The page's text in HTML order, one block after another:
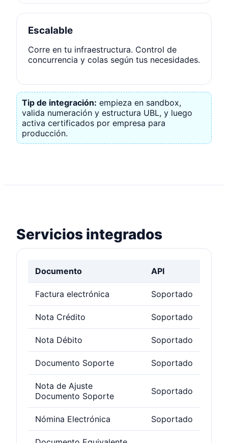
Escalable
Corre en tu infraestructura. Control de
concurrencia y colas según tus necesidades.
Tip de integración: empieza en sandbox,
valida numeración y estructura UBL, y luego
activa certificados por empresa para
producción.
Servicios integrados
Documento API
Factura electrónica Soportado
Nota Crédito Soportado
Nota Débito Soportado
Documento Soporte Soportado
Nota de Ajuste
Documento Soporte
Soportado
Nómina Electrónica Soportado